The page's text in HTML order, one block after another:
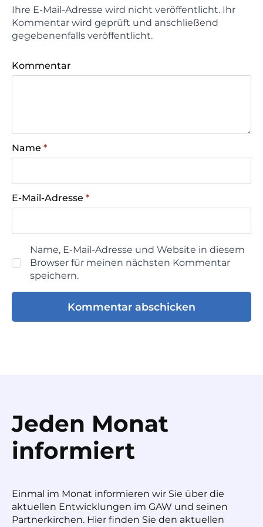
Ihre E-Mail-Adresse wird nicht veröffentlicht. Ihr
Kommentar wird geprüft und anschließend
gegebenenfalls veröffentlicht.
Kommentar
Name *
E-Mail-Adresse *
Name, E-Mail-Adresse und Website in diesem
Browser für meinen nächsten Kommentar
speichern.
Jeden Monat
informiert
Einmal im Monat informieren wir Sie über die
aktuellen Entwicklungen im GAW und seinen
Partnerkirchen. Hier finden Sie den aktuellen